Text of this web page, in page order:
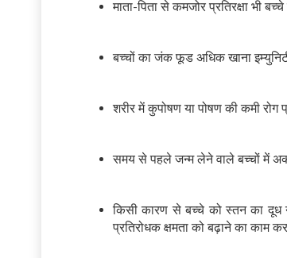
माता-पिता से कमजोर प्रतिरक्षा भी
बच्चों का जंक फूड अधिक खाना
शरीर में कुपोषण या पोषण की कमी
समय से पहले जन्म लेने वाले बच्चों में
किसी कारण से बच्चे को स्तन का
प्रतिरोधक क्षमता को बढ़ाने का काम